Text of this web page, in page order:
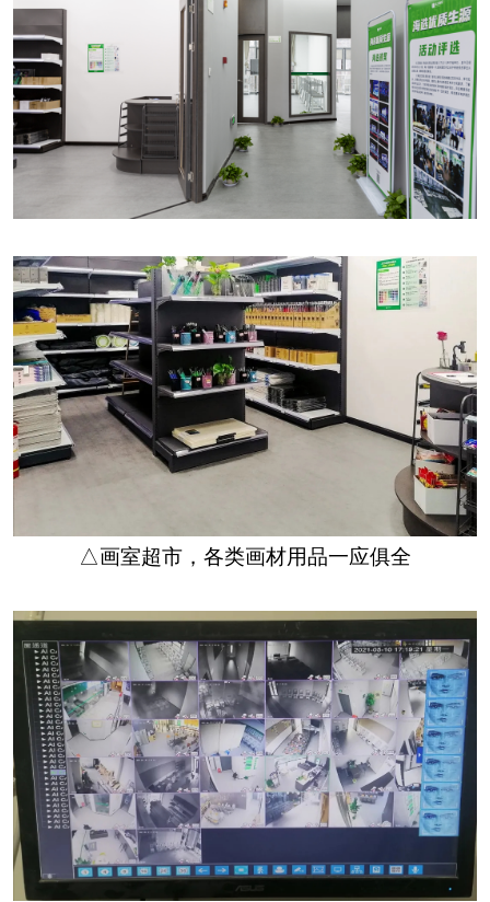
△画室超市，各类画材用品一应俱全